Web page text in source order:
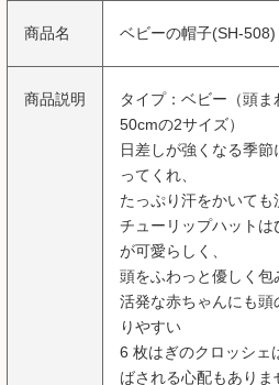
商品名 ベビーの帽子(SH-508)
商品説明
タイプ：ベビー（頭
50cmの2サイズ）
日差しが強くなる季
ってくれ、
たっぷり汗をかいても
チューリップハット
が可愛らしく、
頭をふわっと優しく包
活発な赤ちゃんにも
りやすい
6 枚はぎのクロッシェ
ばされる心配もありま